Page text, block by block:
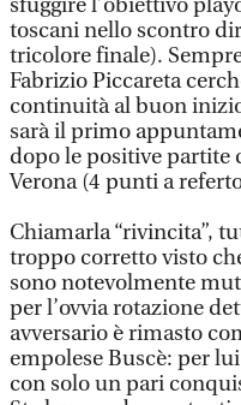
sfuggire l’obiettivo
toscani nello scontro
tricolore finale).
Fabrizio Piccareta
continuità al buon
sarà il primo
dopo le positive partite
Verona (4 punti a
Chiamarla “rivincita”,
troppo corretto visto
sono notevolmente
per l’ovvia rotazione
avversario è rimasto
empolese Buscè: per
con solo un pari